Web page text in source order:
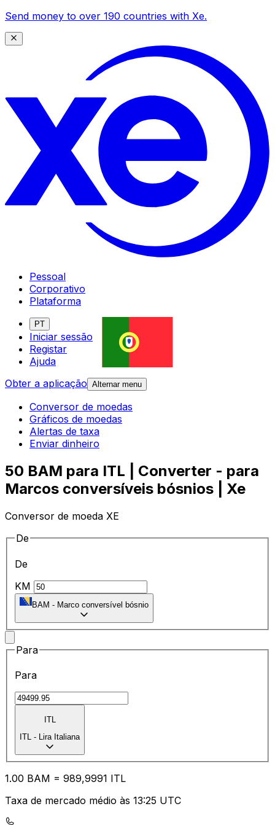
Send money to over 190 countries with Xe.
Pessoal
Corporativo
Plataforma
PT
Iniciar sessão
Registar
Ajuda
Obter a aplicação Alternar menu
Conversor de moedas
Gráficos de moedas
Alertas de taxa
Enviar dinheiro
50 BAM para ITL | Converter - para
Marcos conversíveis bósnios | Xe
Conversor de moeda XE
De
De
KM
BAM - Marco conversível bósnio
Para
Para
ITL
ITL - Lira Italiana
1.00 BAM = 989,9991 ITL
Taxa de mercado médio às 13:25 UTC